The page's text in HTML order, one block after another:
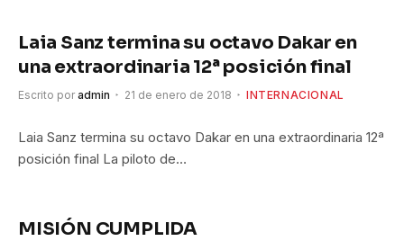
Laia Sanz termina su octavo Dakar en
una extraordinaria 12ª posición final
Escrito por admin 21 de enero de 2018 INTERNACIONAL
Laia Sanz termina su octavo Dakar en una extraordinaria 12ª
posición final La piloto de…
MISIÓN CUMPLIDA